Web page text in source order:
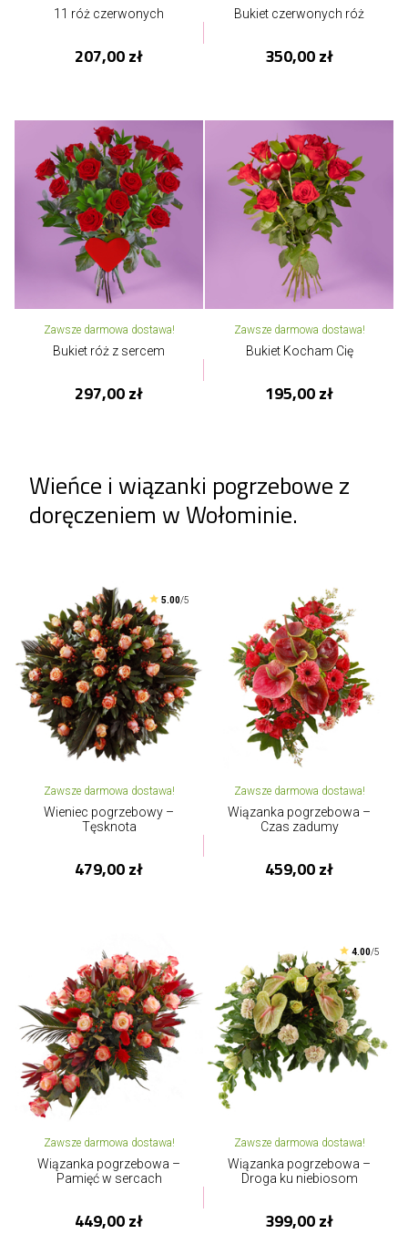
11 róż czerwonych
207,00 zł
Bukiet czerwonych róż
350,00 zł
Zawsze darmowa dostawa!
Bukiet róż z sercem
297,00 zł
Zawsze darmowa dostawa!
Bukiet Kocham Cię
195,00 zł
Wieńce i wiązanki pogrzebowe z
doręczeniem w Wołominie.
5.00/5
Zawsze darmowa dostawa!
Wieniec pogrzebowy –
Tęsknota
479,00 zł
Zawsze darmowa dostawa!
Wiązanka pogrzebowa –
Czas zadumy
459,00 zł
Zawsze darmowa dostawa!
Wiązanka pogrzebowa –
Pamięć w sercach
449,00 zł
4.00/5
Zawsze darmowa dostawa!
Wiązanka pogrzebowa –
Droga ku niebiosom
399,00 zł